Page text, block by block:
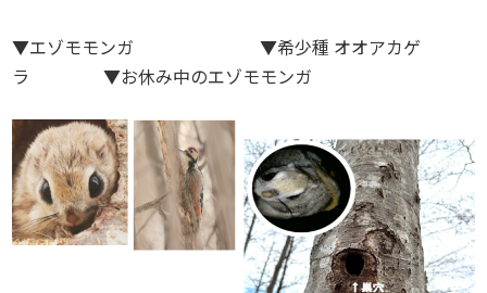
▼エゾモモンガ ▼希少種 オオアカゲ
ラ ▼お休み中のエゾモモンガ